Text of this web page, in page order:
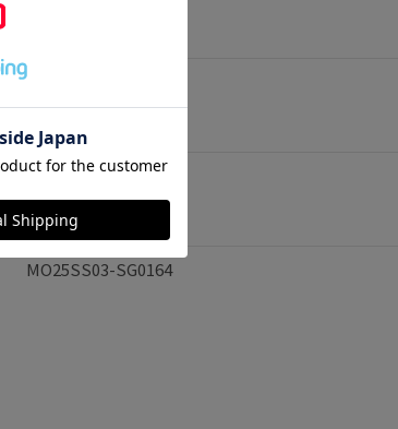
本体：ポリエステル
原産国
中国
品番
MO25SS03-SG0164